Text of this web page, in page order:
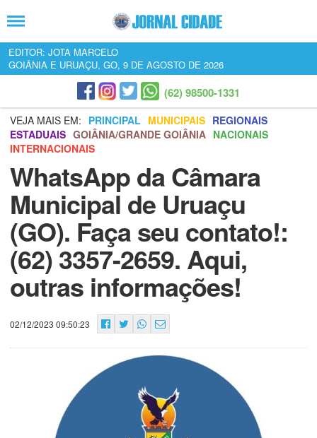
EDITOR: JOTA MARCELO
GOIÂNIA E URUAÇU, GO, 9 DE AGOSTO DE 2026
(62) 98500-1331
VEJA MAIS EM: PRINCIPAL MUNICIPAIS REGIONAIS
ESTADUAIS GOIÂNIA/GRANDE GOIÂNIA NACIONAIS
INTERNACIONAIS
WhatsApp da Câmara
Municipal de Uruaçu
(GO). Faça seu contato!:
(62) 3357-2659. Aqui,
outras informações!
02/12/2023 09:50:23